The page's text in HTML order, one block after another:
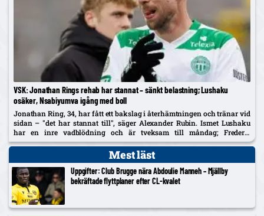
VSK: Jonathan Rings rehab har stannat – sänkt belastning; Lushaku
osäker, Nsabiyumva igång med boll
Jonathan Ring, 34, har fått ett bakslag i återhämtningen och tränar vid
sidan – "det har stannat till", säger Alexander Rubin. Ismet Lushaku
har en inre vadblödning och är tveksam till måndag; Frederic
Nsabiyumva har påbörjat individuella bollpass.
Mest läst
Uppgifter: Club Brugge nära Abdoulie Manneh – Mjällby
bekräftade flyttplaner efter CL-kvalet